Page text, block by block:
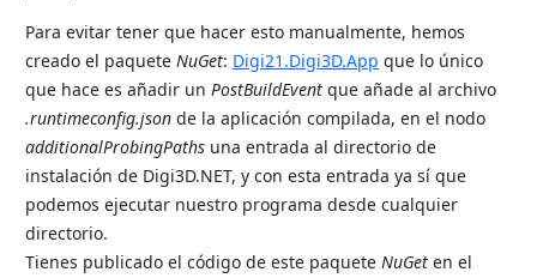
Para evitar tener que hacer esto manualmente, hemos
creado el paquete NuGet: Digi21.Digi3D.App que lo único
que hace es añadir un PostBuildEvent que añade al archivo
.runtimeconfig.json de la aplicación compilada, en el nodo
additionalProbingPaths una entrada al directorio de
instalación de Digi3D.NET, y con esta entrada ya sí que
podemos ejecutar nuestro programa desde cualquier
directorio.
Tienes publicado el código de este paquete NuGet en el